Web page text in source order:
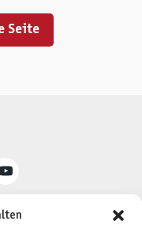
Seite